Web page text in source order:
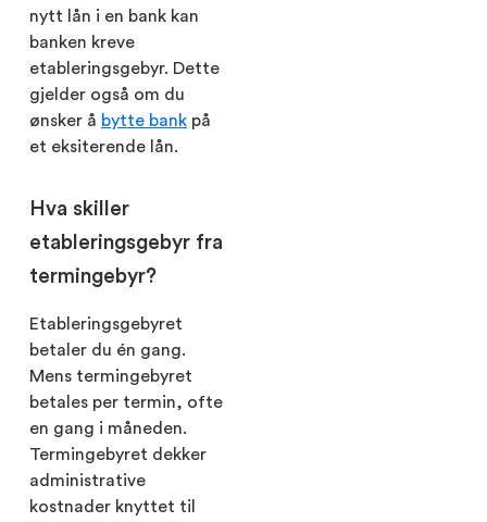
nytt lån i en bank kan
banken kreve
etableringsgebyr. Dette
gjelder også om du
ønsker å bytte bank på
et eksiterende lån.
Hva skiller
etableringsgebyr fra
termingebyr?
Etableringsgebyret
betaler du én gang.
Mens termingebyret
betales per termin, ofte
en gang i måneden.
Termingebyret dekker
administrative
kostnader knyttet til